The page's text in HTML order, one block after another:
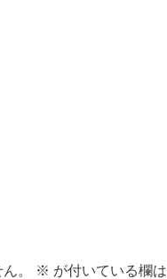
。 ※ が付いている欄